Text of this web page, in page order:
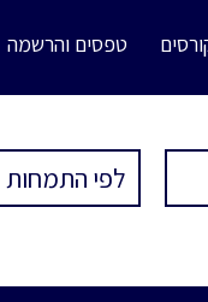
טפסים והרשמה